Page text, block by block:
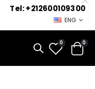
Tel: +212600109300
ENG
0 0